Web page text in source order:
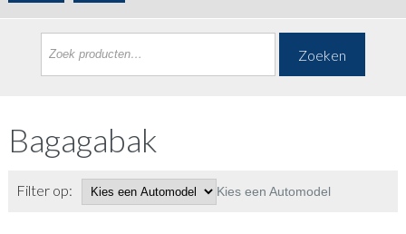
Zoeken
Bagagabak
Filter op: Kies een Automodel